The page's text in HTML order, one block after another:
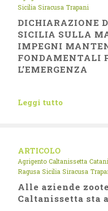
Sicilia Siracusa Trapani
DICHIARAZIONE
SICILIA SULLA
IMPEGNI
FONDAMENTALI
L’EMERGENZA
Leggi tutto
ARTICOLO
Agrigento Caltanissetta
Ragusa Sicilia Siracusa
Alle aziende
Caltanissetta sta